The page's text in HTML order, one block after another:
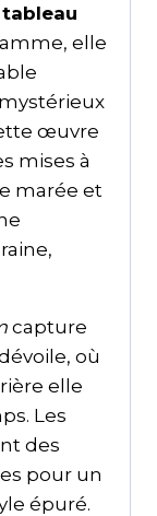
tableau
elle
œuvre
mises à
marée et
capture
où
elle
Les
des
pour un
épuré.